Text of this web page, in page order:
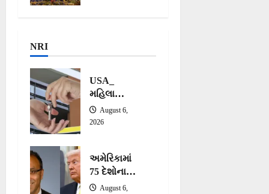
NRI
USA_
મહિલા
ભાડૂતના
જાતીય
ભારતીય
મૂળના
મકાનમાલિક
August 6,
2026
અમેરિકામાં
75 દેશોના
ગ્રીન કાર્ડ
August 6,